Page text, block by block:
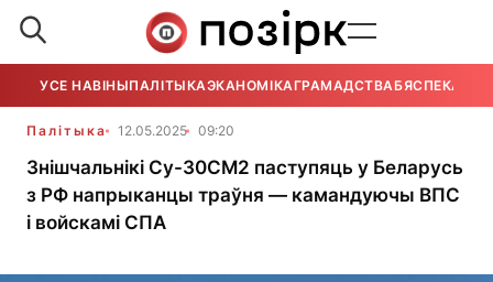
УСЕ НАВІНЫПАЛІТЫКАЭКАНОМІКАГРАМАДСТВАБЯСПЕКА
Палітыка 12.05.2025 09:20
Знішчальнікі Су-30СМ2 паступяць у Беларусь
з РФ напрыканцы траўня — камандуючы ВПС
і войскамі СПА